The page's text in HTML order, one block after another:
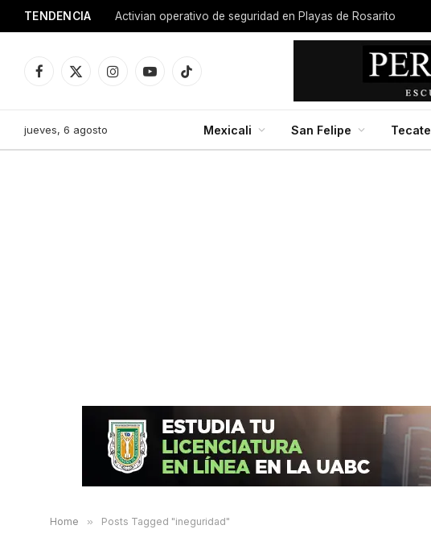
TENDENCIA Activian operativo de seguridad en Playas de Rosarito
Facebook
X
InstagramYouTubeTikTok
jueves, 6 agosto Mexicali San Felipe Tecate
Home » Posts Tagged "ineguridad"